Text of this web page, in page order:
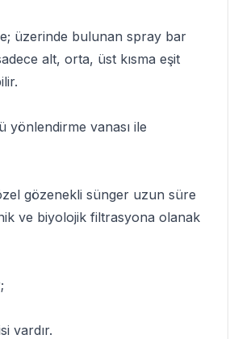
; üzerinde bulunan spray bar
alt, orta, üst kısma eşit
yönlendirme vanası ile
gözenekli sünger uzun süre
ve biyolojik filtrasyona olanak
vardır.